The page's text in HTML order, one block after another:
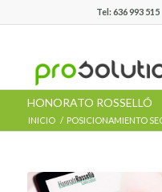
Tel: 636 993 515
HONORATO ROSSELLÓ
INICIO / POSICIONAMIENTO